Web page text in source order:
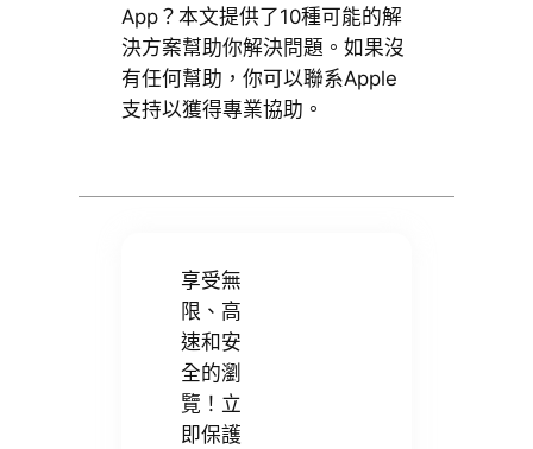
App？本文提供了10種可能的解
決方案幫助你解決問題。如果沒
有任何幫助，你可以聯系Apple
支持以獲得專業協助。
享受無
限、高
速和安
全的瀏
覽！立
即保護